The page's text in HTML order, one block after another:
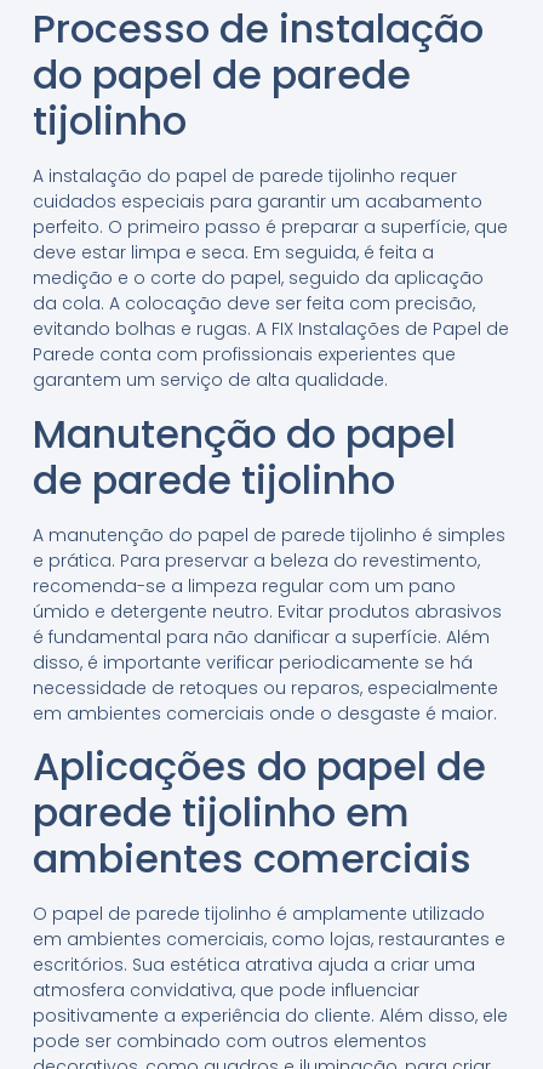
Processo de instalação
do papel de parede
tijolinho
A instalação do papel de parede tijolinho requer
cuidados especiais para garantir um acabamento
perfeito. O primeiro passo é preparar a superfície, que
deve estar limpa e seca. Em seguida, é feita a
medição e o corte do papel, seguido da aplicação
da cola. A colocação deve ser feita com precisão,
evitando bolhas e rugas. A FIX Instalações de Papel de
Parede conta com profissionais experientes que
garantem um serviço de alta qualidade.
Manutenção do papel
de parede tijolinho
A manutenção do papel de parede tijolinho é simples
e prática. Para preservar a beleza do revestimento,
recomenda-se a limpeza regular com um pano
úmido e detergente neutro. Evitar produtos abrasivos
é fundamental para não danificar a superfície. Além
disso, é importante verificar periodicamente se há
necessidade de retoques ou reparos, especialmente
em ambientes comerciais onde o desgaste é maior.
Aplicações do papel de
parede tijolinho em
ambientes comerciais
O papel de parede tijolinho é amplamente utilizado
em ambientes comerciais, como lojas, restaurantes e
escritórios. Sua estética atrativa ajuda a criar uma
atmosfera convidativa, que pode influenciar
positivamente a experiência do cliente. Além disso, ele
pode ser combinado com outros elementos